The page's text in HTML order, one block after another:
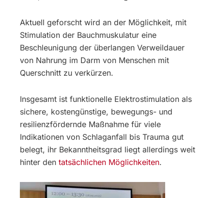
Aktuell geforscht wird an der Möglichkeit, mit
Stimulation der Bauchmuskulatur eine
Beschleunigung der überlangen Verweildauer
von Nahrung im Darm von Menschen mit
Querschnitt zu verkürzen.
Insgesamt ist funktionelle Elektrostimulation als
sichere, kostengünstige, bewegungs- und
resilienzfördernde Maßnahme für viele
Indikationen von Schlaganfall bis Trauma gut
belegt, ihr Bekanntheitsgrad liegt allerdings weit
hinter dentatsächlichen Möglichkeiten.